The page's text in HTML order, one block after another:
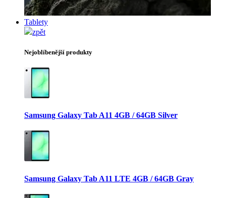
Tablety
zpět
Nejoblíbenější produkty
Samsung Galaxy Tab A11 4GB / 64GB Silver
Samsung Galaxy Tab A11 LTE 4GB / 64GB Gray